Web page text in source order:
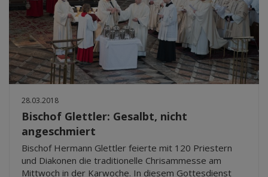
28.03.2018
Bischof Glettler: Gesalbt, nicht
angeschmiert
Bischof Hermann Glettler feierte mit 120 Priestern
und Diakonen die traditionelle Chrisammesse am
Mittwoch in der Karwoche. In diesem Gottesdienst